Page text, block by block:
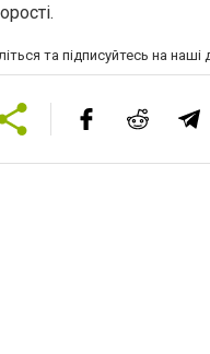
та підписуйтесь на